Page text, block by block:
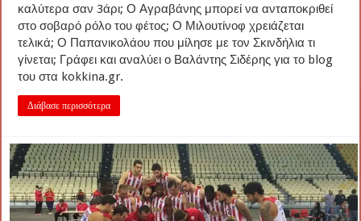
καλύτερα σαν 3άρι; Ο Αγραβάνης μπορεί να ανταποκριθεί
στο σοβαρό ρόλο του φέτος; Ο Μιλουτίνοφ χρειάζεται
τελικά; Ο Παπανικολάου που μίλησε με τον Σκινδήλια τι
γίνεται; Γράφει και αναλύει ο Βαλάντης Σιδέρης για το blog
του στα kokkina.gr.
Διάβασε περισσότερα